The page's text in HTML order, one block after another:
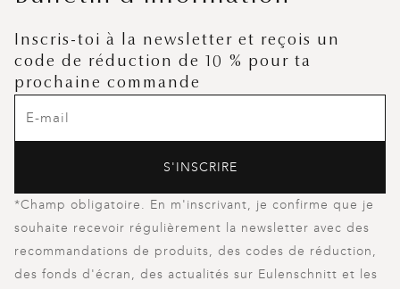
Inscris-toi à la newsletter et reçois un
code de réduction de 10 % pour ta
prochaine commande
S'INSCRIRE
*Champ obligatoire. En m'inscrivant, je confirme que je
souhaite recevoir régulièrement la newsletter avec des
recommandations de produits, des codes de réduction,
des fonds d'écran, des actualités sur Eulenschnitt et les